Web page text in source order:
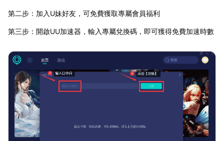
第二步：加入U妹好友，可免費獲取專屬會員福利
第三步：開啟UU加速器，輸入專屬兌換碼，即可獲得免費加速時數